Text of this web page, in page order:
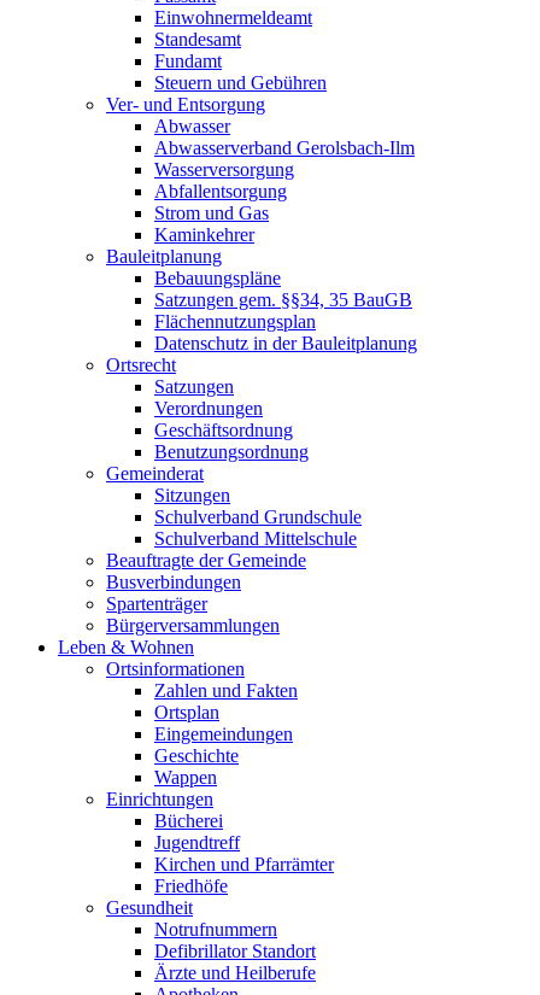
Einwohnermeldeamt
Standesamt
Fundamt
Steuern und Gebühren
Ver- und Entsorgung
Abwasser
Abwasserverband Gerolsbach-Ilm
Wasserversorgung
Abfallentsorgung
Strom und Gas
Kaminkehrer
Bauleitplanung
Bebauungspläne
Satzungen gem. §§34, 35 BauGB
Flächennutzungsplan
Datenschutz in der Bauleitplanung
Ortsrecht
Satzungen
Verordnungen
Geschäftsordnung
Benutzungsordnung
Gemeinderat
Sitzungen
Schulverband Grundschule
Schulverband Mittelschule
Beauftragte der Gemeinde
Busverbindungen
Spartenträger
Bürgerversammlungen
Leben & Wohnen
Ortsinformationen
Zahlen und Fakten
Ortsplan
Eingemeindungen
Geschichte
Wappen
Einrichtungen
Bücherei
Jugendtreff
Kirchen und Pfarrämter
Friedhöfe
Gesundheit
Notrufnummern
Defibrillator Standort
Ärzte und Heilberufe